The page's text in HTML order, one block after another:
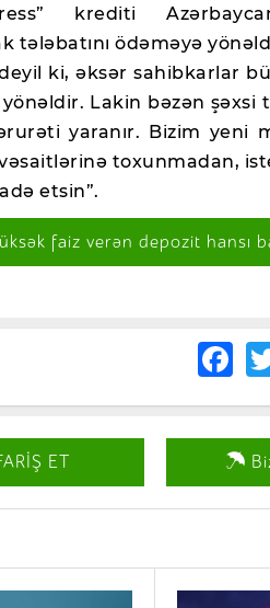
krediti
tələbatını ödəməyə
ki, əksər sahibkarlar
Lakin bəzən şəxsi
yaranır. Bizim yeni
toxunmadan,
etsin”.
faiz verən depozit hansı
ET